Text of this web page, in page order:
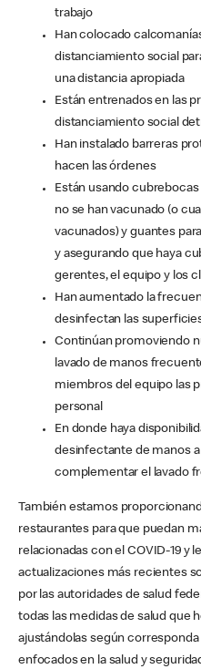
trabajo
Han colocado
distanciamiento social
una distancia apropiada
Están entrenados en las
distanciamiento social
Han instalado barreras
hacen las órdenes
Están usando
no se han vacunado (o
vacunados) y guantes
y asegurando que haya
gerentes, el equipo y los
Han aumentado la
desinfectan las
Continúan promoviendo
lavado de manos
miembros del equipo las
personal
En donde haya
desinfectante de manos a
complementar el lavado
También estamos
restaurantes para que puedan
relacionadas con el COVID-19 y
actualizaciones más recientes
por las autoridades de salud
todas las medidas de salud que
ajustándolas según
enfocados en la salud y